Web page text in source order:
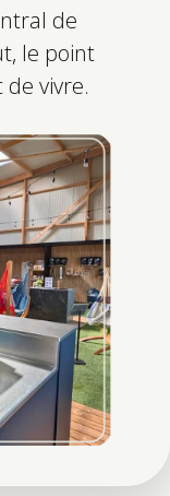
de
le point
vivre.